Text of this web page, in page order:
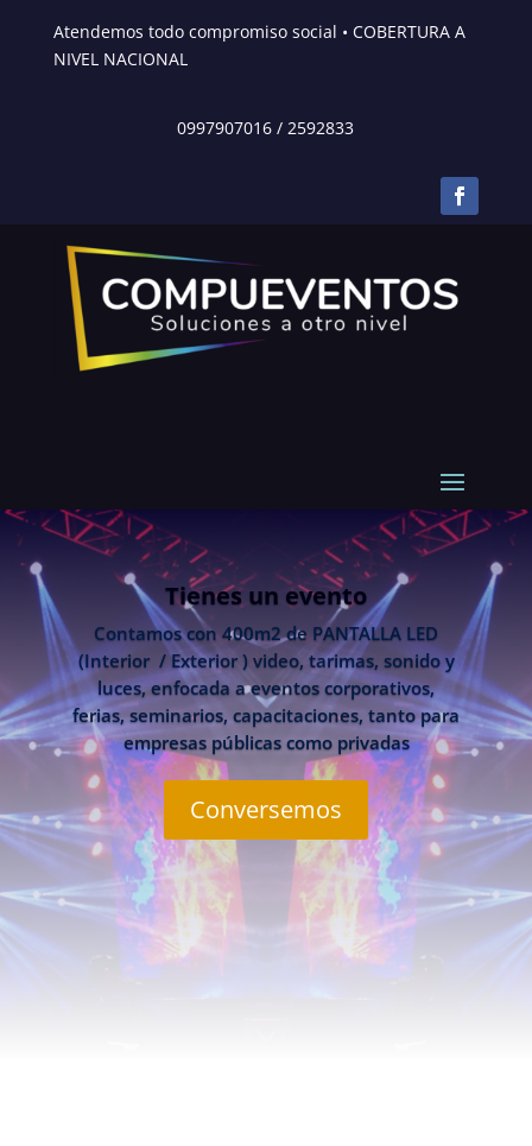
Atendemos todo compromiso social • COBERTURA A
NIVEL NACIONAL
0997907016 /2592833
Tienes un evento
Contamos con 400m2 de PANTALLA LED
(Interior / Exterior ) video, tarimas, sonido y
luces, enfocada a eventos corporativos,
ferias, seminarios, capacitaciones, tanto para
empresas públicas como privadas
Conversemos